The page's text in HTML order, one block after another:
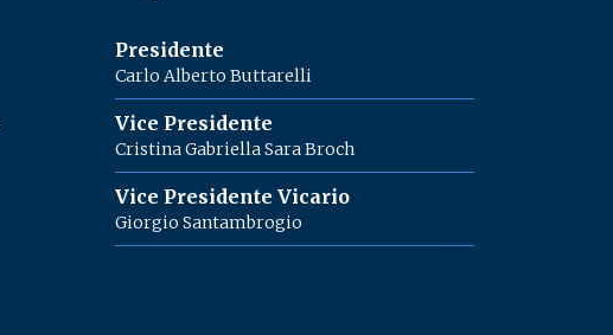
Presidente
Carlo Alberto Buttarelli
Vice Presidente
Cristina Gabriella Sara Broch
Vice Presidente Vicario
Giorgio Santambrogio